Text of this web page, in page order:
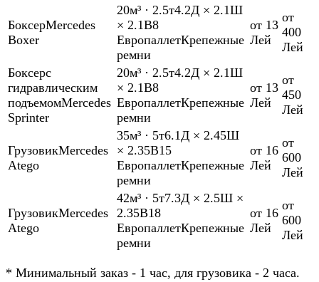
БоксерMercedes
Boxer
20м³ · 2.5т4.2Д × 2.1Ш
× 2.1В8
ЕвропаллетКрепежные
ремни
от 13
Лей
от
400
Лей
Боксерс
гидравлическим
подъемомMercedes
Sprinter
20м³ · 2.5т4.2Д × 2.1Ш
× 2.1В8
ЕвропаллетКрепежные
ремни
от 13
Лей
от
450
Лей
ГрузовикMercedes
Atego
35м³ · 5т6.1Д × 2.45Ш
× 2.35В15
ЕвропаллетКрепежные
ремни
от 16
Лей
от
600
Лей
ГрузовикMercedes
Atego
42м³ · 5т7.3Д × 2.5Ш ×
2.35В18
ЕвропаллетКрепежные
ремни
от 16
Лей
от
600
Лей
* Минимальный заказ - 1 час, для грузовика - 2 часа.